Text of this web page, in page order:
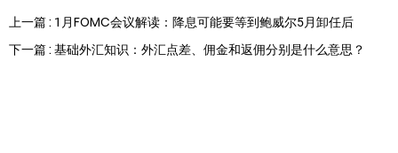
上一篇 : 1月FOMC会议解读：降息可能要等到鲍威尔5月卸任后
下一篇 : 基础外汇知识：外汇点差、佣金和返佣分别是什么意思？